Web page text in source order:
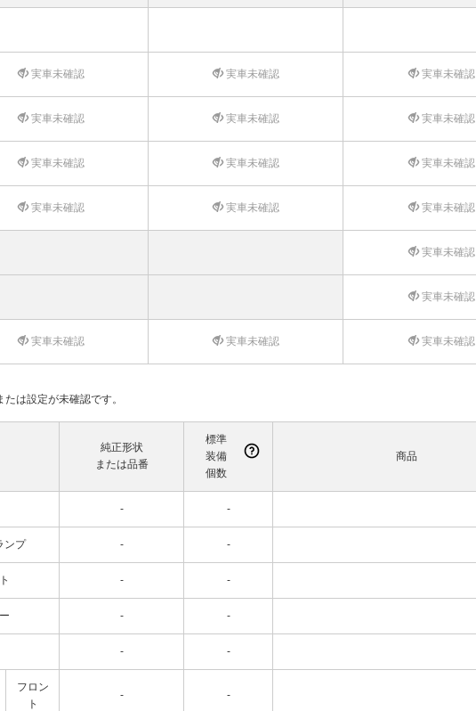
実車未確認 実車未確認 実車未確認
実車未確認 実車未確認 実車未確認
実車未確認 実車未確認 実車未確認
実車未確認 実車未確認 実車未確認
実車未確認
実車未確認
実車未確認 実車未確認 実車未確認
は設定が未確認です。
純正形状
または品番
標準
装備
個数
商品
- -
ンプ - -
- -
- -
- -
フロン
ト
- -